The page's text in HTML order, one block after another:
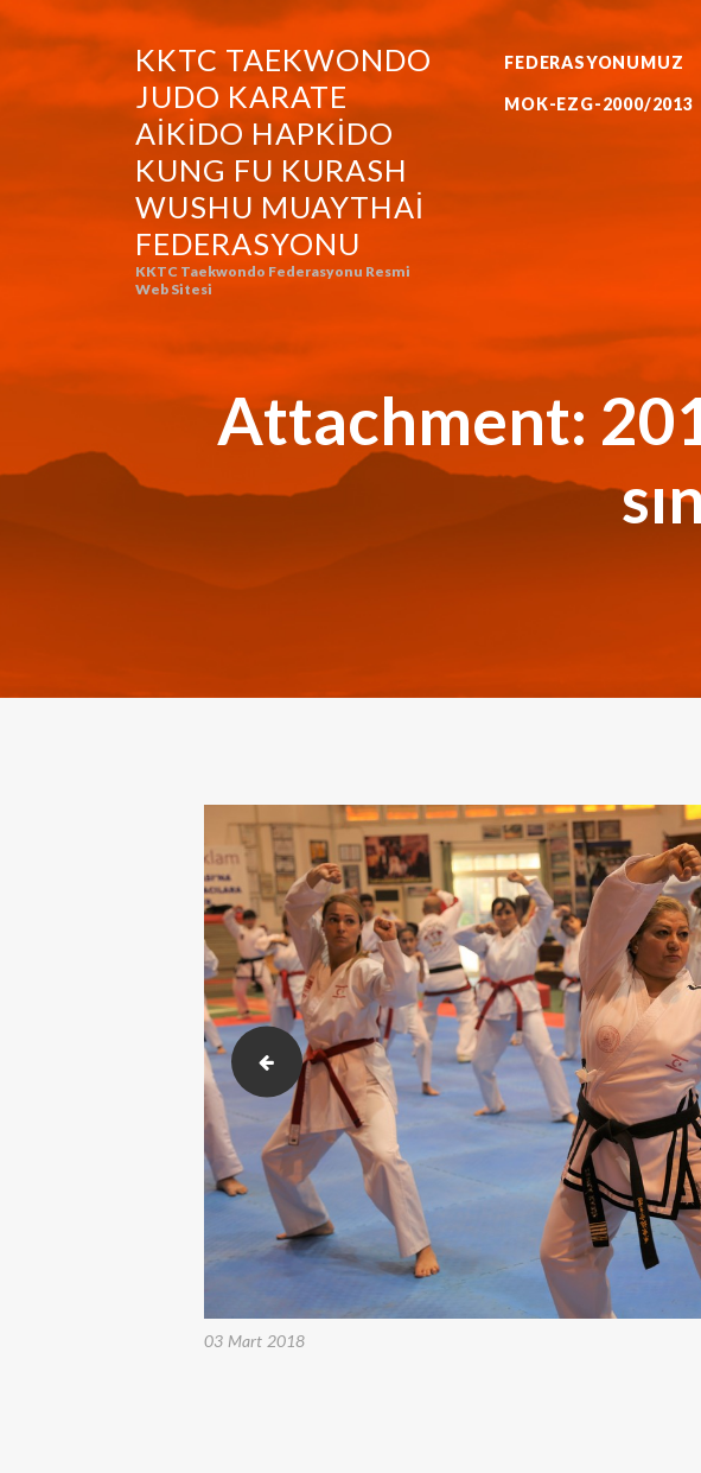
KKTC TAEKWONDO
JUDO KARATE
AIKIDO HAPKIDO
KUNG FU KURASH
WUSHU MUAYTHAI
FEDERASYONU
KKTC Taekwondo Federasyonu Resmi
Web Sitesi
FEDERASYONUMUZ
MOK-EZG-2000/2013
Attachment:
KKTC TAEKWONDO JUDO KARATE
MOK-EZG-
2018-02-23-26 Karakusak sınavı. (153)
03 Mart 2018